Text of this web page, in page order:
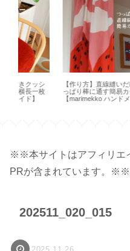
【作り方】直線縫いだけで作る つ
っぱり棒に通す簡易カーテン
【marimekko ハンドメイド】
※※本サイトはアフィリエ
PRが含まれています。※※
202511_020_015